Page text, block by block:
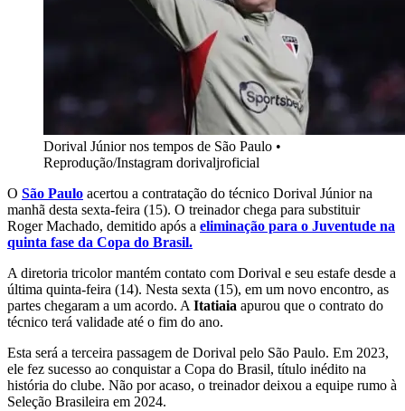
Dorival Júnior nos tempos de São Paulo •
Reprodução/Instagram dorivaljroficial
O São Paulo acertou a contratação do técnico Dorival Júnior na
manhã desta sexta-feira (15). O treinador chega para substituir
Roger Machado, demitido após a eliminação para o Juventude na
quinta fase da Copa do Brasil.
A diretoria tricolor mantém contato com Dorival e seu estafe desde a
última quinta-feira (14). Nesta sexta (15), em um novo encontro, as
partes chegaram a um acordo. A Itatiaia apurou que o contrato do
técnico terá validade até o fim do ano.
Esta será a terceira passagem de Dorival pelo São Paulo. Em 2023,
ele fez sucesso ao conquistar a Copa do Brasil, título inédito na
história do clube. Não por acaso, o treinador deixou a equipe rumo à
Seleção Brasileira em 2024.